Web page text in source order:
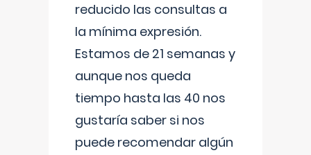
reducido las consultas a
la mínima expresión.
Estamos de 21 semanas y
aunque nos queda
tiempo hasta las 40 nos
gustaría saber si nos
puede recomendar algún